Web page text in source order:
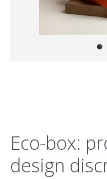
Eco-box:
design